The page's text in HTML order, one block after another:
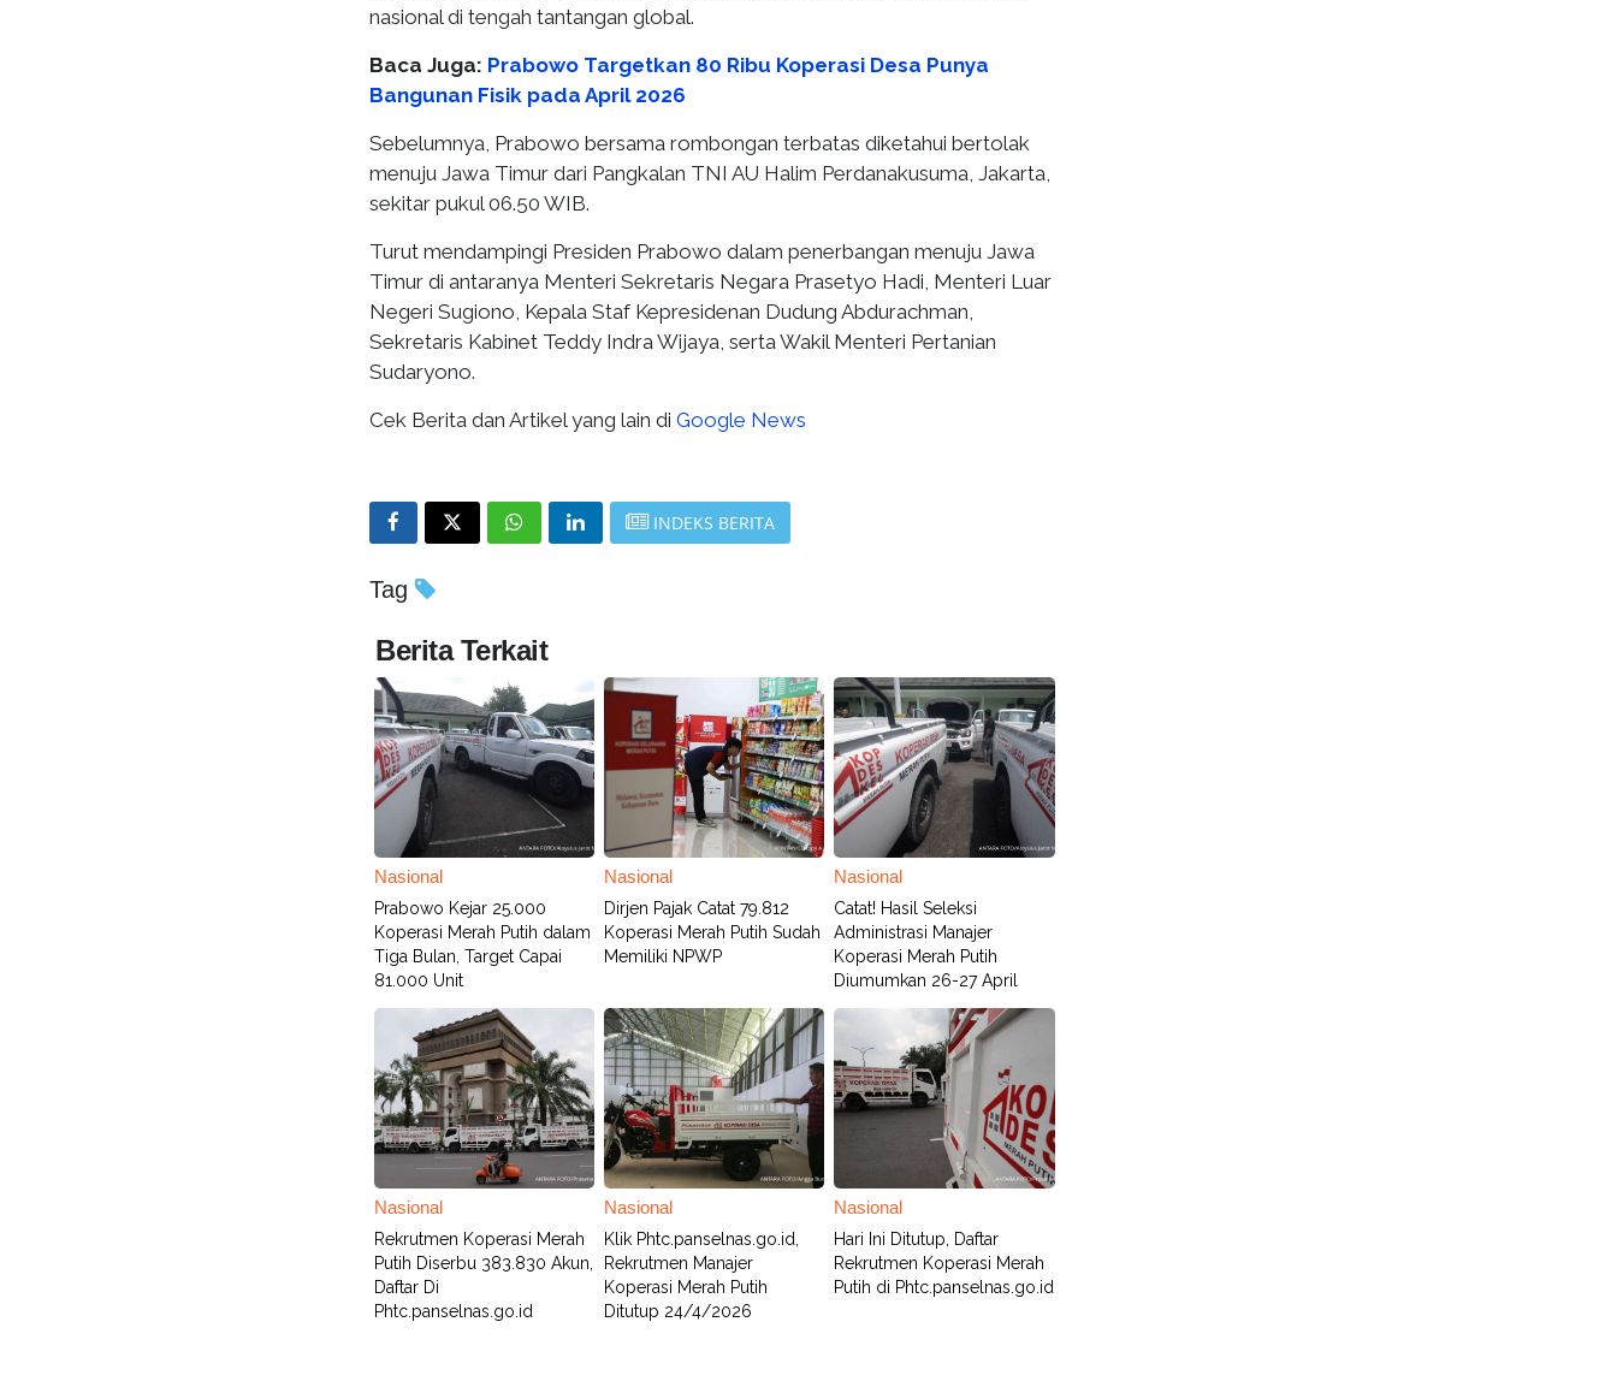
nasional di tengah tantangan global.
Baca Juga: Prabowo Targetkan 80 Ribu Koperasi Desa Punya
Bangunan Fisik pada April 2026
Sebelumnya, Prabowo bersama rombongan terbatas diketahui bertolak
menuju Jawa Timur dari Pangkalan TNI AU Halim Perdanakusuma, Jakarta,
sekitar pukul 06.50 WIB.
Turut mendampingi Presiden Prabowo dalam penerbangan menuju Jawa
Timur di antaranya Menteri Sekretaris Negara Prasetyo Hadi, Menteri Luar
Negeri Sugiono, Kepala Staf Kepresidenan Dudung Abdurachman,
Sekretaris Kabinet Teddy Indra Wijaya, serta Wakil Menteri Pertanian
Sudaryono.
Cek Berita dan Artikel yang lain di Google News
INDEKS BERITA
Tag
Berita Terkait
Nasional
Prabowo Kejar 25.000
Koperasi Merah Putih dalam
Tiga Bulan, Target Capai
81.000 Unit
Nasional
Dirjen Pajak Catat 79.812
Koperasi Merah Putih Sudah
Memiliki NPWP
Nasional
Catat! Hasil Seleksi
Administrasi Manajer
Koperasi Merah Putih
Diumumkan 26-27 April
Nasional
Rekrutmen Koperasi Merah
Putih Diserbu 383.830 Akun,
Daftar Di
Phtc.panselnas.go.id
Nasional
Klik Phtc.panselnas.go.id,
Rekrutmen Manajer
Koperasi Merah Putih
Ditutup 24/4/2026
Nasional
Hari Ini Ditutup, Daftar
Rekrutmen Koperasi Merah
Putih di Phtc.panselnas.go.id